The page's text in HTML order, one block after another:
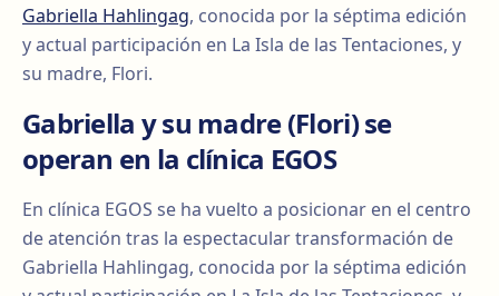
Gabriella Hahlingag, conocida por la séptima edición
y actual participación en La Isla de las Tentaciones, y
su madre, Flori.
Gabriella y su madre (Flori) se
operan en la clínica EGOS
En clínica EGOS se ha vuelto a posicionar en el centro
de atención tras la espectacular transformación de
Gabriella Hahlingag, conocida por la séptima edición